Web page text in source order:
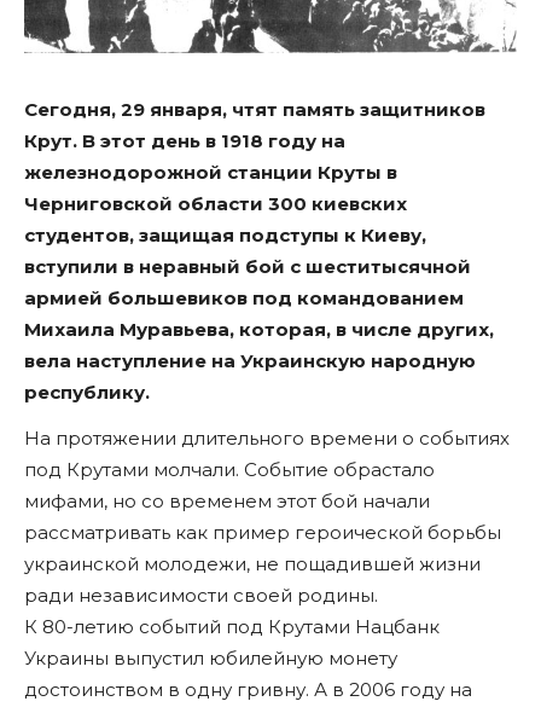
Сегодня, 29 января, чтят память защитников
Крут. В этот день в 1918 году на
железнодорожной станции Круты в
Черниговской области 300 киевских
студентов, защищая подступы к Киеву,
вступили в неравный бой с шеститысячной
армией большевиков под командованием
Михаила Муравьева, которая, в числе других,
вела наступление на Украинскую народную
республику.
На протяжении длительного времени о событиях
под Крутами молчали. Событие обрастало
мифами, но со временем этот бой начали
рассматривать как пример героической борьбы
украинской молодежи, не пощадившей жизни
ради независимости своей родины.
К 80-летию событий под Крутами Нацбанк
Украины выпустил юбилейную монету
достоинством в одну гривну. А в 2006 году на